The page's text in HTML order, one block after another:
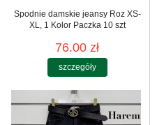
Spodnie damskie jeansy Roz XS-
XL, 1 Kolor Paczka 10 szt
76.00 zł
szczegóły